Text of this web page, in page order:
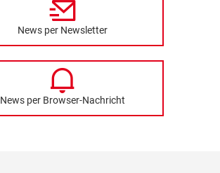
News per Newsletter
News per Browser-Nachricht